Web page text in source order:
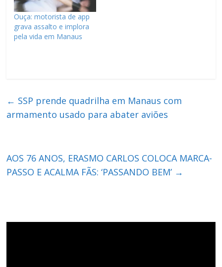
Ouça: motorista de app
grava assalto e implora
pela vida em Manaus
← SSP prende quadrilha em Manaus com
armamento usado para abater aviões
AOS 76 ANOS, ERASMO CARLOS COLOCA MARCA-
PASSO E ACALMA FÃS: ‘PASSANDO BEM’ →